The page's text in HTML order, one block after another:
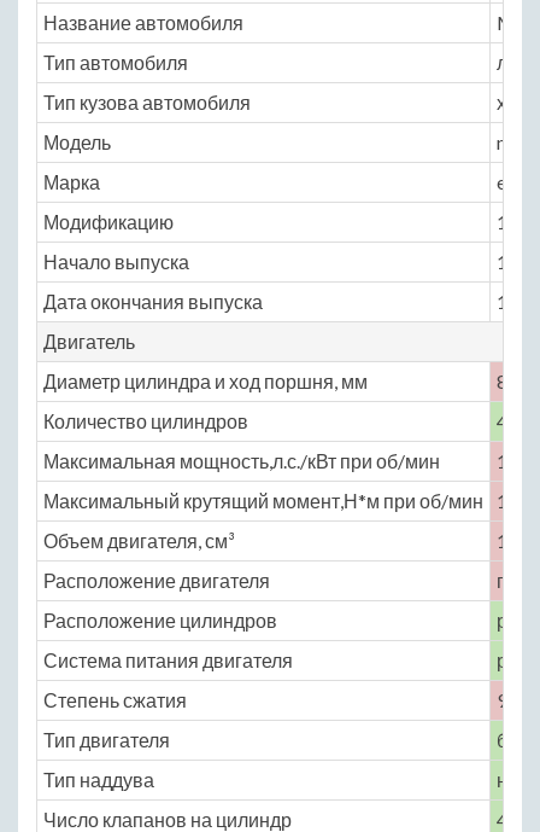
Название автомобиля
Тип автомобиля
Тип кузова автомобиля
Модель
Марка
Модификацию
1.8
Начало выпуска
1989
Дата окончания выпуска
1994
Двигатель
Диаметр цилиндра и ход поршня, мм
83 ×
Количество цилиндров
4
Максимальная мощность,л.с./кВт при об/мин
135
Максимальный крутящий момент,Н*м при об/мин
156
Объем двигателя, см³
1839
Расположение двигателя
Расположение цилиндров
Система питания двигателя
Степень сжатия
9
Тип двигателя
Тип наддува
нет
Число клапанов на цилиндр
4